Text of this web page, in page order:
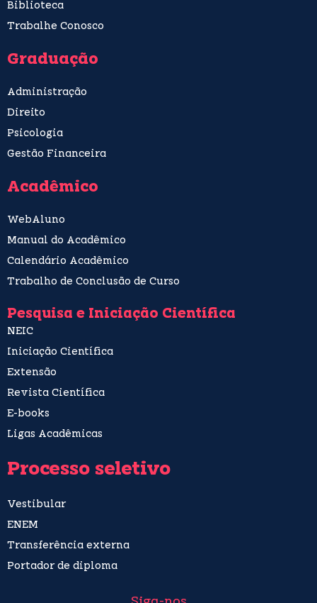
Biblioteca
Trabalhe Conosco
Graduação
Administração
Direito
Psicologia
Gestão Financeira
Acadêmico
WebAluno
Manual do Acadêmico
Calendário Acadêmico
Trabalho de Conclusão de Curso
Pesquisa e Iniciação Científica
NEIC
Iniciação Científica
Extensão
Revista Científica
E-books
Ligas Acadêmicas
Processo seletivo
Vestibular
ENEM
Transferência externa
Portador de diploma